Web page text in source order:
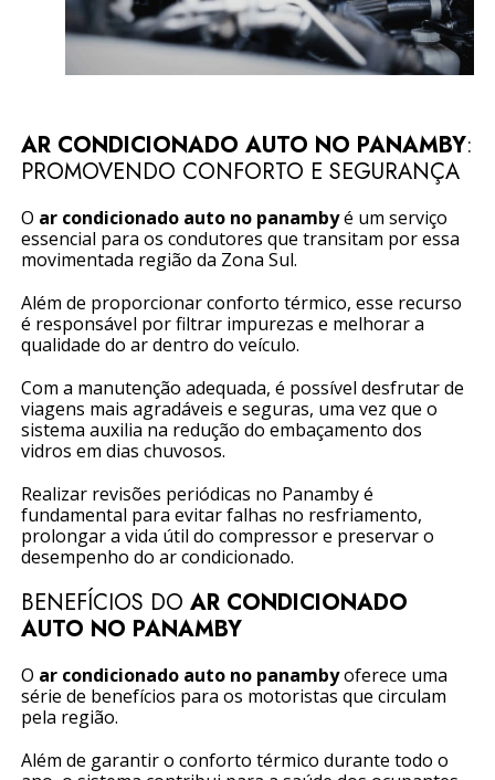
AR CONDICIONADO AUTO NO PANAMBY:
PROMOVENDO CONFORTO E SEGURANÇA
O ar condicionado auto no panambyé um serviço
essencial para os condutores que transitam por essa
movimentada região da Zona Sul.
Além de proporcionar conforto térmico, esse recurso
é responsável por filtrar impurezas e melhorar a
qualidade do ar dentro do veículo.
Com a manutenção adequada, é possível desfrutar de
viagens mais agradáveis e seguras, uma vez que o
sistema auxilia na redução do embaçamento dos
vidros em dias chuvosos.
Realizar revisões periódicas no Panamby é
fundamental para evitar falhas no resfriamento,
prolongar a vida útil do compressor e preservar o
desempenho do ar condicionado.
BENEFÍCIOS DOAR CONDICIONADO
AUTO NO PANAMBY
O ar condicionado auto no panambyoferece uma
série de benefícios para os motoristas que circulam
pela região.
Além de garantir o conforto térmico durante todo o